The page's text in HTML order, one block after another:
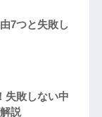
7つと失敗し
失敗しない中
説